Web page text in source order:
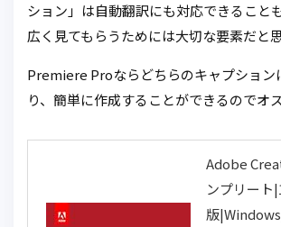
ション」は自動翻訳にも対応できること
広く見てもらうためには大切な要素だと思
Premiere Proならどちらのキャプション
り、簡単に作成することができるのでオ
Adobe
ンプリート
版